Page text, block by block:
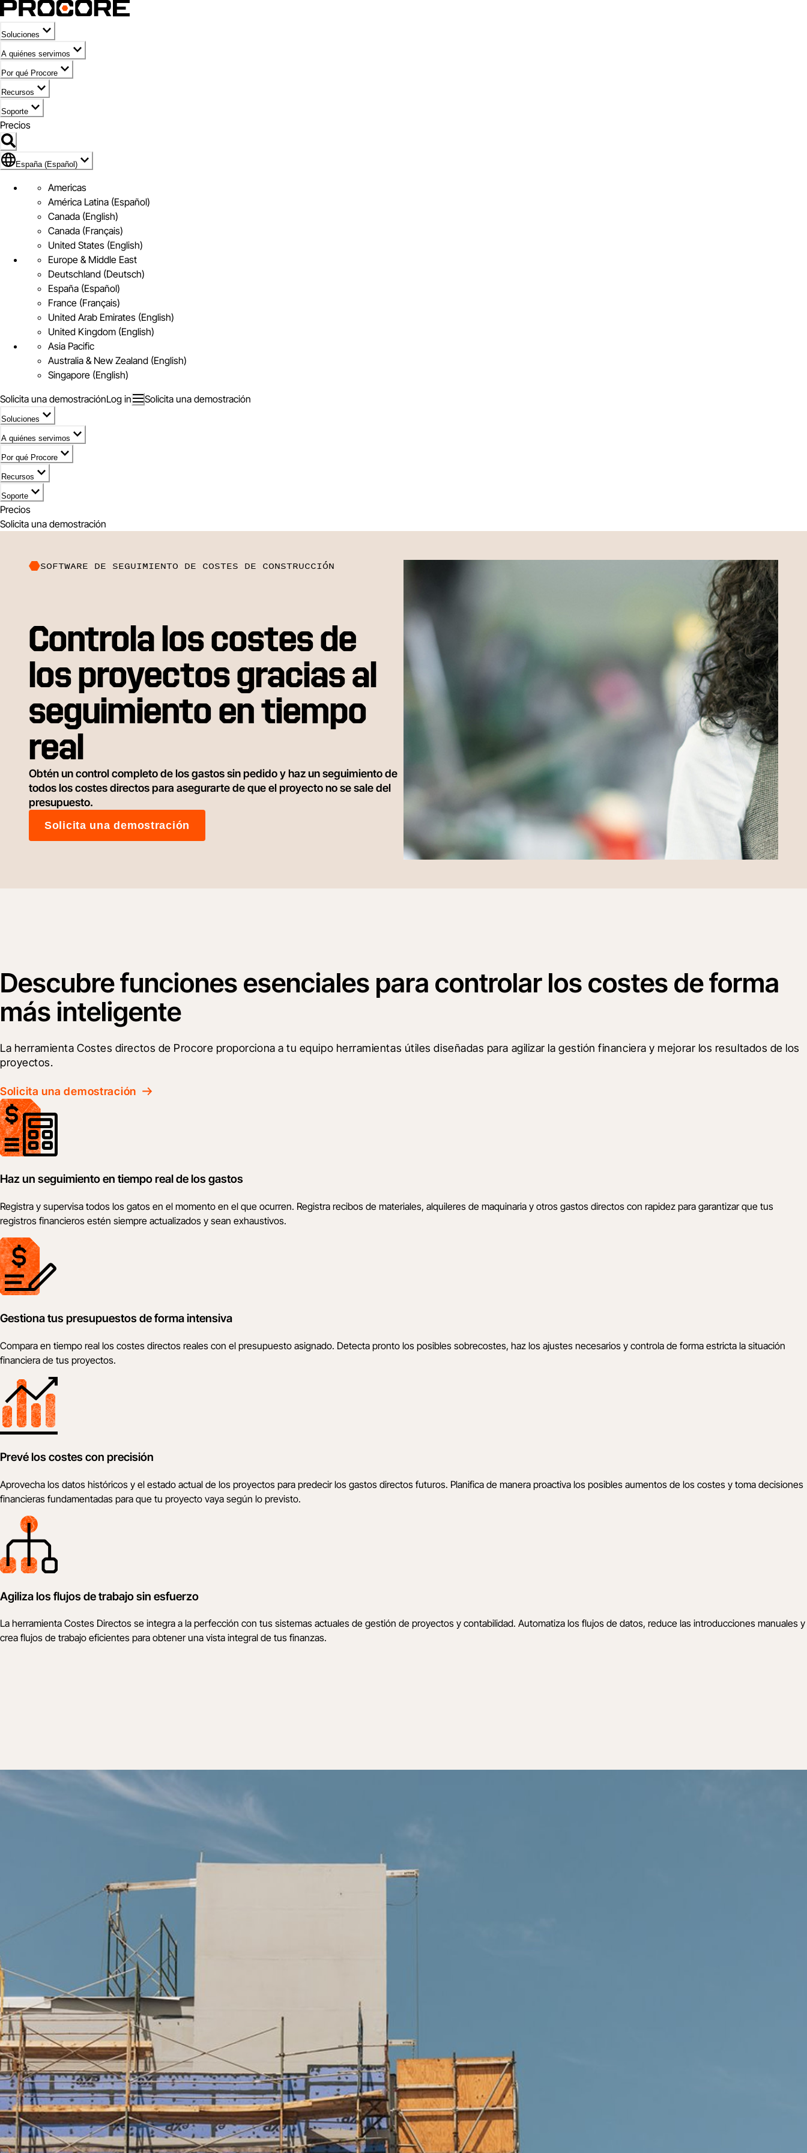
Soluciones
A quiénes servimos
Por qué Procore
Recursos
Soporte
Precios
Icono de marca de España (Español)
España (Español)
Americas
América Latina (Español)
Canada (English)
Canada (Français)
United States (English)
Europe & Middle East
Deutschland (Deutsch)
España (Español)
France (Français)
United Arab Emirates (English)
United Kingdom (English)
Asia Pacific
Australia & New Zealand (English)
Singapore (English)
Solicita una demostraciónLog in Solicita una demostración
Soluciones
A quiénes servimos
Por qué Procore
Recursos
Soporte
Precios
Solicita una demostración
SOFTWARE DE SEGUIMIENTO DE COSTES DE CONSTRUCCIÓN
Controla los costes de
los proyectos gracias al
seguimiento en tiempo
real
Obtén un control completo de los gastos sin pedido y haz un seguimiento de
todos los costes directos para asegurarte de que el proyecto no se sale del
presupuesto.
Solicita una demostración
Descubre funciones esenciales para controlar los costes de forma
más inteligente
La herramienta Costes directos de Procore proporciona a tu equipo herramientas útiles diseñadas para agilizar la gestión financiera y mejorar los resultados de los
proyectos.
Solicita una demostración
Haz un seguimiento en tiempo real de los gastos
Registra y supervisa todos los gatos en el momento en el que ocurren. Registra recibos de materiales, alquileres de maquinaria y otros gastos directos con rapidez para garantizar que tus
registros financieros estén siempre actualizados y sean exhaustivos.
Gestiona tus presupuestos de forma intensiva
Compara en tiempo real los costes directos reales con el presupuesto asignado. Detecta pronto los posibles sobrecostes, haz los ajustes necesarios y controla de forma estricta la situación
financiera de tus proyectos.
Prevé los costes con precisión
Aprovecha los datos históricos y el estado actual de los proyectos para predecir los gastos directos futuros. Planifica de manera proactiva los posibles aumentos de los costes y toma decisiones
financieras fundamentadas para que tu proyecto vaya según lo previsto.
Agiliza los flujos de trabajo sin esfuerzo
La herramienta Costes Directos se integra a la perfección con tus sistemas actuales de gestión de proyectos y contabilidad. Automatiza los flujos de datos, reduce las introducciones manuales y
crea flujos de trabajo eficientes para obtener una vista integral de tus finanzas.